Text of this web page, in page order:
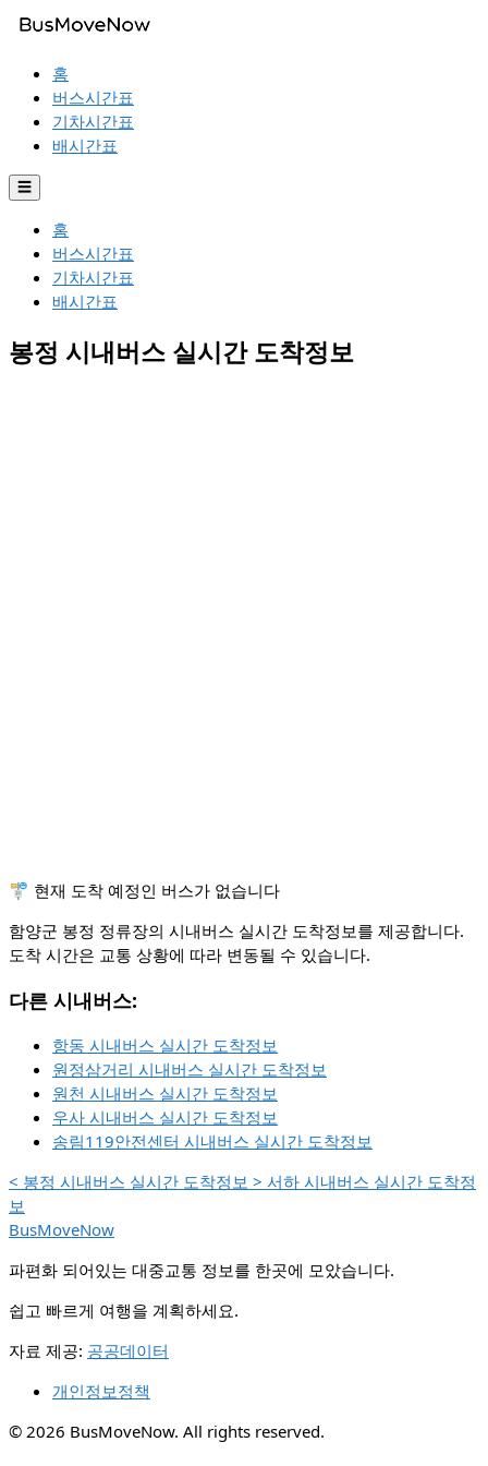
홈
버스시간표
기차시간표
배시간표
☰
홈
버스시간표
기차시간표
배시간표
봉정 시내버스 실시간 도착정보
🚏 현재 도착 예정인 버스가 없습니다
함양군 봉정 정류장의 시내버스 실시간 도착정보를 제공합니다.
도착 시간은 교통 상황에 따라 변동될 수 있습니다.
다른 시내버스:
항동 시내버스 실시간 도착정보
원정삼거리 시내버스 실시간 도착정보
원천 시내버스 실시간 도착정보
우사 시내버스 실시간 도착정보
송림119안전센터 시내버스 실시간 도착정보
< 봉정 시내버스 실시간 도착정보 > 서하 시내버스 실시간 도착정
보
BusMoveNow
파편화 되어있는 대중교통 정보를 한곳에 모았습니다.
쉽고 빠르게 여행을 계획하세요.
자료 제공: 공공데이터
개인정보정책
© 2026 BusMoveNow. All rights reserved.